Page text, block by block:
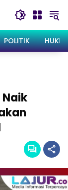
POLITIK